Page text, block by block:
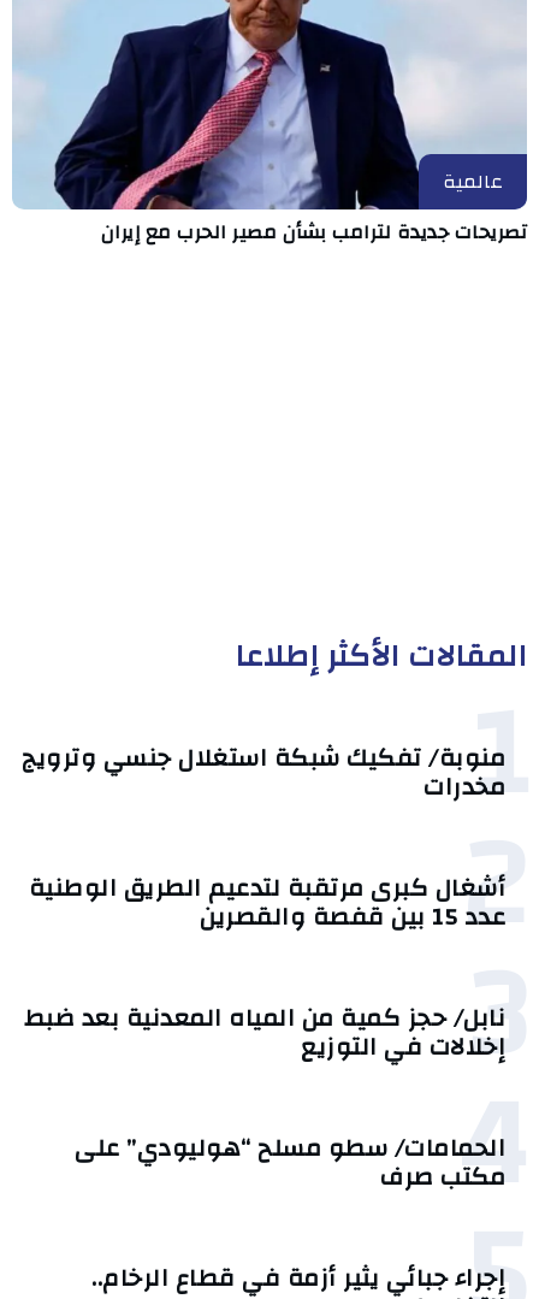
عالمية
تصريحات جديدة لترامب بشأن مصير الحرب مع إيران
المقالات الأكثر إطلاعا
1
منوبة/ تفكيك شبكة استغلال جنسي وترويج
مخدرات
2
أشغال كبرى مرتقبة لتدعيم الطريق الوطنية
عدد 15 بين قفصة والقصرين
3
نابل/ حجز كمية من المياه المعدنية بعد ضبط
إخلالات في التوزيع
4
الحمامات/ سطو مسلح “هوليودي” على
مكتب صرف
إجراء جبائي يثير أزمة في قطاع الرخام..